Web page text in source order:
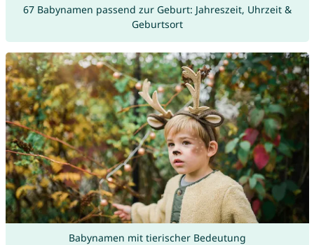
67 Babynamen passend zur Geburt: Jahreszeit, Uhrzeit &
Geburtsort
Babynamen mit tierischer Bedeutung